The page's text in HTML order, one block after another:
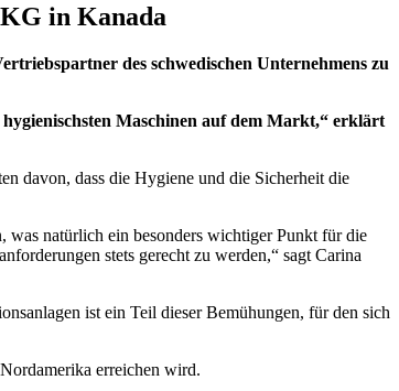
in Kanada
des schwedischen Unternehmens zu
Maschinen auf dem Markt,“ erklärt
davon, dass die Hygiene und die Sicherheit die
was natürlich ein besonders wichtiger Punkt für die
stets gerecht zu werden,“ sagt Carina
ist ein Teil dieser Bemühungen, für den sich
erreichen wird.